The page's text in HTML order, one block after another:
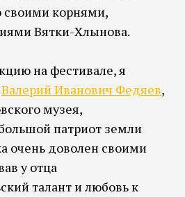
своими корнями,
Вятки-Хлынова.
на фестивале, я
Валерий Иванович Федяев,
музея,
патриот земли
очень доволен своими
у отца
талант и любовь к